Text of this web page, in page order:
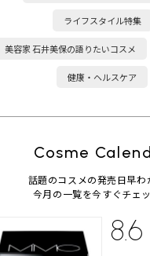
ライフスタイル特集
美容家 石井美保の語りたいコスメ
健康・ヘルスケア
Cosme
話題のコスメの発売日早わ
今月の一覧を今すぐチェ
8.6